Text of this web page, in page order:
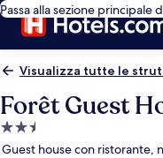
Passa alla sezione principale
Visualizza tutte le
Forêt Guest
Struttura
aGuest house con ristorante,